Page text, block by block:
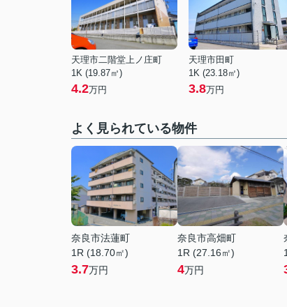
天理市二階堂上ノ庄町
1K (19.87㎡)
4.2万円
天理市田町
1K (23.18㎡)
3.8万円
よく見られている物件
奈良市法蓮町
1R (18.70㎡)
3.7万円
奈良市高畑町
1R (27.16㎡)
4万円